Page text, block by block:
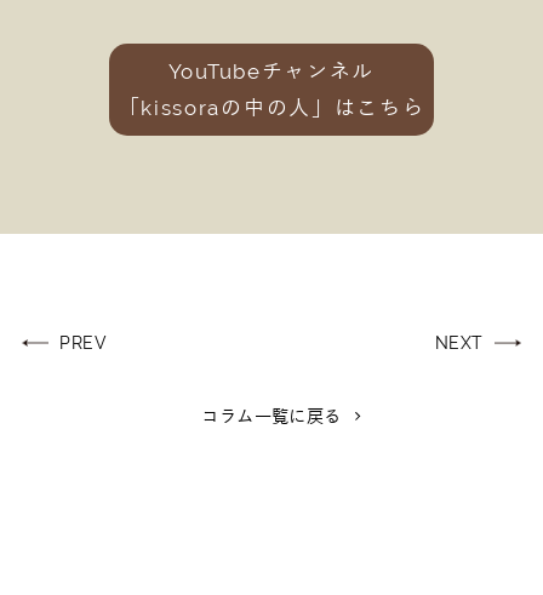
YouTubeチャンネル
「kissoraの中の人」はこちら
投
PREV NEXT
コラム一覧に戻る